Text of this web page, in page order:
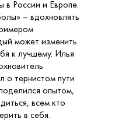
в России и Европе.
– вдохновлять
может изменить
к лучшему. Илья
о тернистом пути
опытом,
всем кто
в себя.